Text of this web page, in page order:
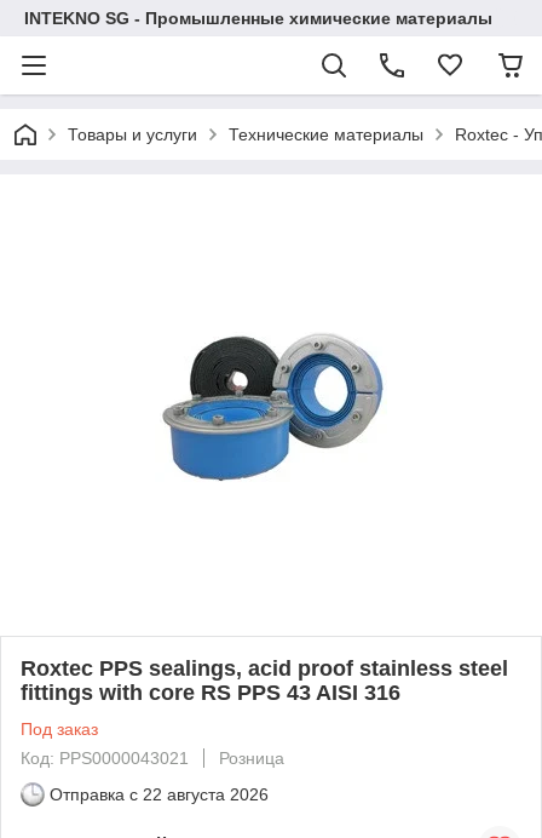
INTEKNO SG - Промышленные химические материалы
Товары и услуги Технические материалы Roxtec -
Roxtec PPS sealings, acid proof stainless steel
fittings with core RS PPS 43 AISI 316
Под заказ
Код: PPS0000043021
Розница
Отправка с 22 августа 2026